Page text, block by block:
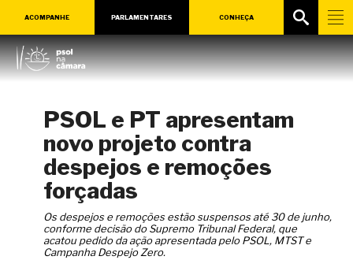
ACOMPANHE PARLAMENTARES CONHEÇA
PSOL e PT apresentam
novo projeto contra
despejos e remoções
forçadas
Os despejos e remoções estão suspensos até 30 de junho,
conforme decisão do Supremo Tribunal Federal, que
acatou pedido da ação apresentada pelo PSOL, MTST e
Campanha Despejo Zero.